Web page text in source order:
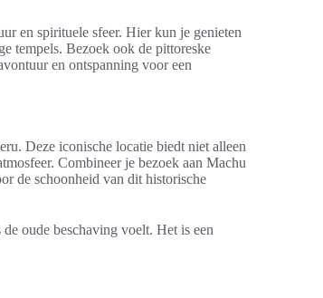
en spirituele sfeer. Hier kun je genieten
tempels. Bezoek ook de pittoreske
en ontspanning voor een
Deze iconische locatie biedt niet alleen
Combineer je bezoek aan Machu
de schoonheid van dit historische
oude beschaving voelt. Het is een